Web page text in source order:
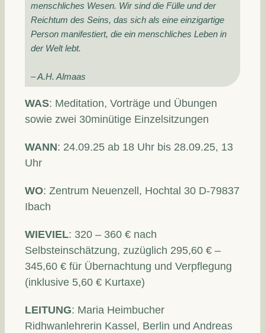
menschliches Wesen. Wir sind die Fülle und der
Reichtum des Seins, das sich als eine einzigartige
Person manifestiert, die ein menschliches Leben in
der Welt lebt.
– A.H. Almaas
WAS: Meditation, Vorträge und Übungen
sowie zwei 30minütige Einzelsitzungen
WANN: 24.09.25 ab 18 Uhr bis 28.09.25, 13
Uhr
WO: Zentrum Neuenzell, Hochtal 30 D-79837
Ibach
WIEVIEL: 320 – 360 € nach
Selbsteinschätzung, zuzüglich 295,60 € –
345,60 € für Übernachtung und Verpflegung
(inklusive 5,60 € Kurtaxe)
LEITUNG: Maria Heimbucher
Ridhwanlehrerin Kassel, Berlin und Andreas